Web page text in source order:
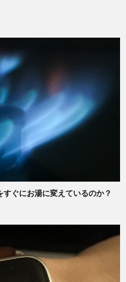
ぐにお湯に変えているのか？